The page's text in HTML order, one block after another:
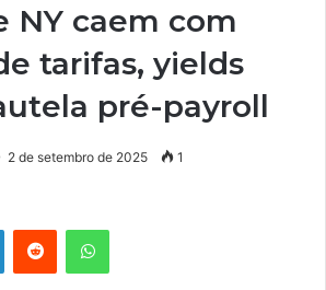
NY caem com
tarifas, yields
pré-payroll
2 de setembro de 2025 1
LinkedinReddit WhatsApp